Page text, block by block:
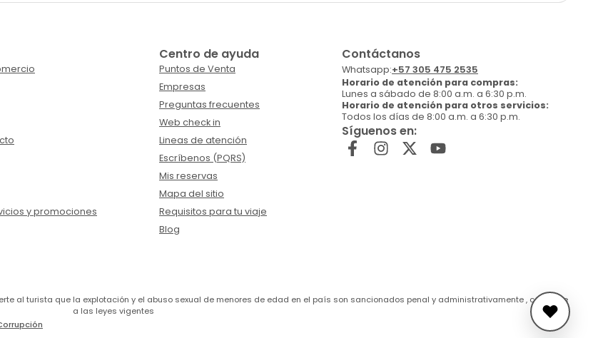
y promociones
Centro de ayuda
Puntos de Venta
Empresas
Preguntas frecuentes
Web check in
Lineas de atención
Escríbenos (PQRS)
Mis reservas
Mapa del sitio
Requisitos para tu viaje
Blog
Contáctanos
Whatsapp:+57 305 475 2535
Horario de atención para compras:
Lunes a sábado de 8:00 a.m. a 6:30 p.m.
Horario de atención para otros servicios:
Todos los días de 8:00 a.m. a 6:30 p.m.
Síguenos en:
al turista que la explotación y el abuso sexual de menores de edad en el país son sancionados penal y administrativamente , conforme
a las leyes vigentes